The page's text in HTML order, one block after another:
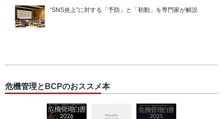
“SNS炎上”に対する「予防」と「初動」を専門家が解説
危機管理とBCPのおススメ本